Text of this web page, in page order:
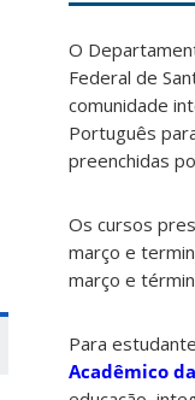
O
Federal de
comunidade
Português
preenchidas
Os cursos
março e
março e
Para
Acadêmico